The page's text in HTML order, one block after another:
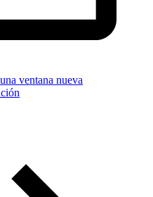
ventana nueva